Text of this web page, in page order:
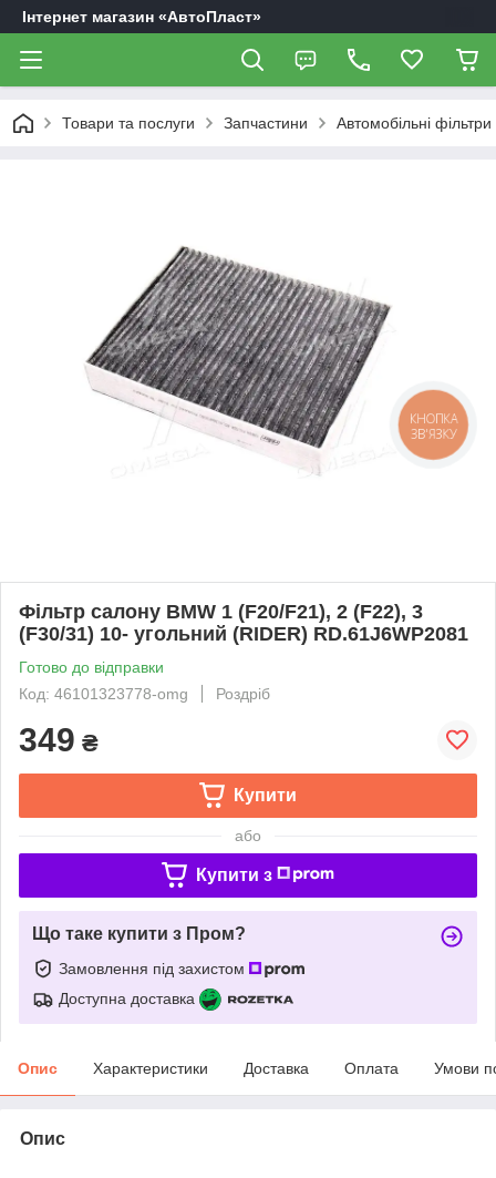
Інтернет магазин «АвтоПласт»
Товари та послуги Запчастини Автомобільні фільтри
Фільтр салону BMW 1 (F20/F21), 2 (F22), 3
(F30/31) 10- угольний (RIDER) RD.61J6WP2081
Готово до відправки
Код: 46101323778-omg
Роздріб
349 ₴
Купити
або
Купити з
Що таке купити з Пром?
Замовлення під захистом
Доступна доставка
Опис Характеристики Доставка Оплата Умови
Опис
КНОПКА
ЗВ'ЯЗКУ